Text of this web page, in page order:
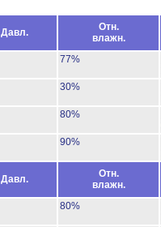
Давл.
Отн.
влажн.
77%
30%
80%
90%
Давл.
Отн.
влажн.
80%